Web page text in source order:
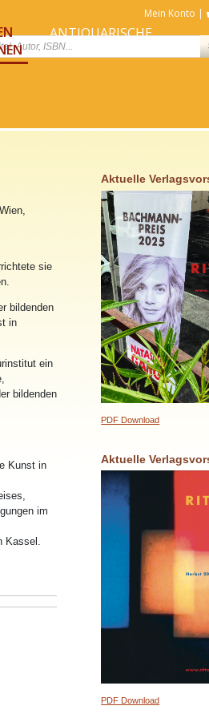
Mein Konto
ANTIQUARISCHE
sie
bildenden
in
ein
bildenden
Kunst in
im
Kassel.
Aktuelle
PDF Download
Aktuelle
PDF Download